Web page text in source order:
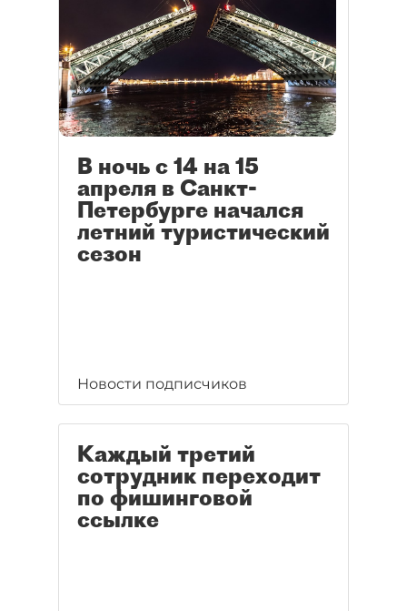
В ночь с 14 на 15
апреля в Санкт-
Петербурге начался
летний туристический
сезон
Новости подписчиков
Каждый третий
сотрудник переходит
по фишинговой
ссылке